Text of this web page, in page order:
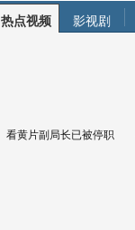
热点视频 影视剧
看黄片副局长已被停职